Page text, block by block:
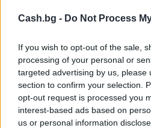
Cash.bg - Do Not Process
If you wish to opt-out of the sale,
processing of your personal or
targeted advertising by us, please
section to confirm your selection.
opt-out request is processed you
interest-based ads based on
us or personal information
Древен храм на почти
откриха под кафене
07.08.2026 / 16:00